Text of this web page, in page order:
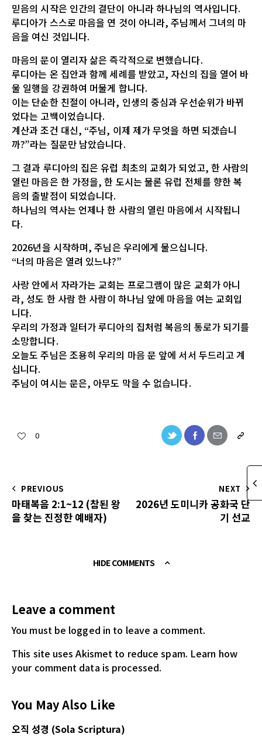
믿음의 시작은 인간의 결단이 아니라 하나님의 역사입니다.
루디아가 스스로 마음을 연 것이 아니라, 주님께서 그녀의 마
음을 여신 것입니다.
마음의 문이 열리자 삶은 즉각적으로 변했습니다.
루디아는 온 집안과 함께 세례를 받았고, 자신의 집을 열어 바
울 일행을 강권하여 머물게 합니다.
이는 단순한 친절이 아니라, 인생의 중심과 우선순위가 바뀌
었다는 고백이었습니다.
계산과 조건 대신, “주님, 이제 제가 무엇을 하면 되겠습니
까?”라는 질문만 남았습니다.
그 결과 루디아의 집은 유럽 최초의 교회가 되었고, 한 사람의
열린 마음은 한 가정을, 한 도시는 물론 유럽 전체를 향한 복
음의 출발점이 되었습니다.
하나님의 역사는 언제나 한 사람의 열린 마음에서 시작됩니
다.
2026년을 시작하며, 주님은 우리에게 물으십니다.
“너의 마음은 열려 있느냐?”
사랑 안에서 자라가는 교회는 프로그램이 많은 교회가 아니
라, 성도 한 사람 한 사람이 하나님 앞에 마음을 여는 교회입
니다.
우리의 가정과 일터가 루디아의 집처럼 복음의 통로가 되기를
소망합니다.
오늘도 주님은 조용히 우리의 마음 문 앞에 서서 두드리고 계
십니다.
주님이 여시는 문은, 아무도 막을 수 없습니다.
0
PREVIOUS
마태복음 2:1~12 (참된 왕
을 찾는 진정한 예배자)
NEXT
2026년 도미니카 공화국 단
기 선교
HIDE COMMENTS
Leave a comment
You must be logged in to leave a comment.
This site uses Akismet to reduce spam. Learn how
your comment data is processed.
You May Also Like
오직 성경 (Sola Scriptura)